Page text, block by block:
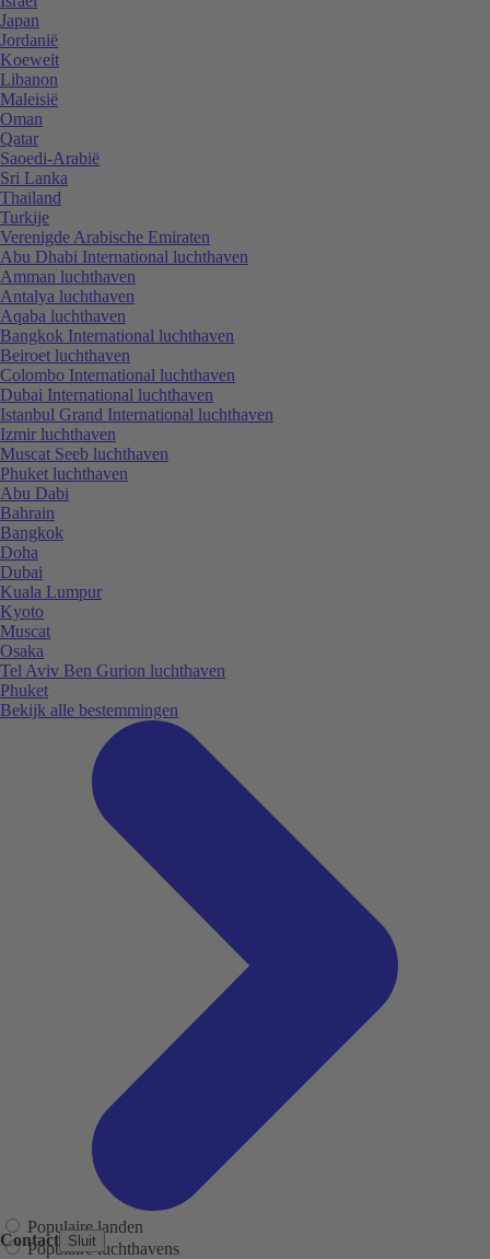
Contact Sluit
Japan
Jordanië
Koeweit
Libanon
Maleisië
Oman
Qatar
Saoedi-Arabië
Sri Lanka
Thailand
Turkije
Verenigde Arabische Emiraten
Abu Dhabi International luchthaven
Amman luchthaven
Antalya luchthaven
Aqaba luchthaven
Bangkok International luchthaven
Beiroet luchthaven
Colombo International luchthaven
Dubai International luchthaven
Istanbul Grand International luchthaven
Izmir luchthaven
Muscat Seeb luchthaven
Phuket luchthaven
Abu Dabi
Bahrain
Bangkok
Doha
Dubai
Kuala Lumpur
Kyoto
Muscat
Osaka
Tel Aviv Ben Gurion luchthaven
Phuket
Bekijk alle bestemmingen
Populaire landen
Populaire luchthavens